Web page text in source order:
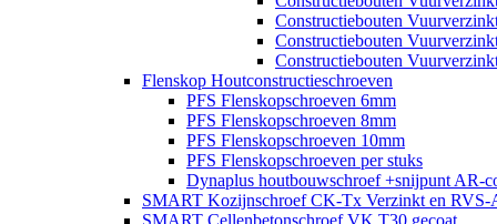
Constructiebouten
Constructiebouten
Constructiebouten
Flenskop Houtconstructieschroeven
PFS Flenskopschroeven 6mm
PFS Flenskopschroeven 8mm
PFS Flenskopschroeven 10mm
PFS Flenskopschroeven per stuks
Dynaplus houtbouwschroef +snijpunt AR-
SMART Kozijnschroef CK-Tx Verzinkt en RVS-
SMART Cellenbetonschroef VK T30 gecoat